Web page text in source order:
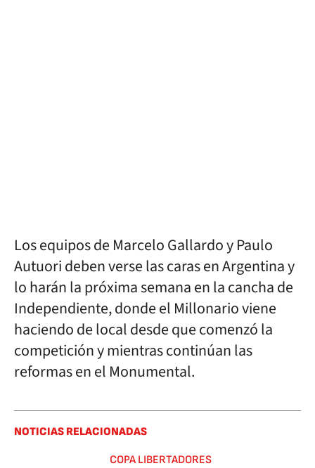
Los equipos de Marcelo Gallardo y Paulo
Autuori deben verse las caras en Argentina y
lo harán la próxima semana en la cancha de
Independiente, donde el Millonario viene
haciendo de local desde que comenzó la
competición y mientras continúan las
reformas en el Monumental.
NOTICIAS RELACIONADAS
COPA LIBERTADORES